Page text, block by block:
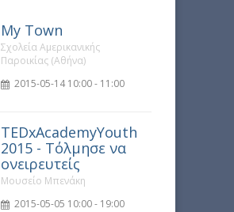
My Town
Σχολεία Αμερικανικής
Παροικίας (Αθήνα)
2015-05-14 10:00 - 11:00
TEDxAcademyYouth
2015 - Τόλμησε να
ονειρευτείς
Μουσείο Μπενάκη
2015-05-05 10:00 - 19:00